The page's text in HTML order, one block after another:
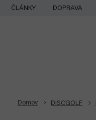
Prejsť
ČLÁNKY DOPRAVA
Domov DISCGOLF